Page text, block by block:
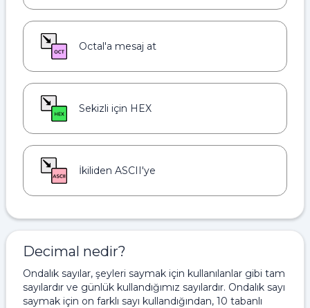
Octal'a mesaj at
Sekizli için HEX
İkiliden ASCII'ye
Decimal nedir?
Ondalık sayılar, şeyleri saymak için kullanılanlar gibi tam
sayılardır ve günlük kullandığımız sayılardır. Ondalık sayı
saymak için on farklı sayı kullandığından, 10 tabanlı